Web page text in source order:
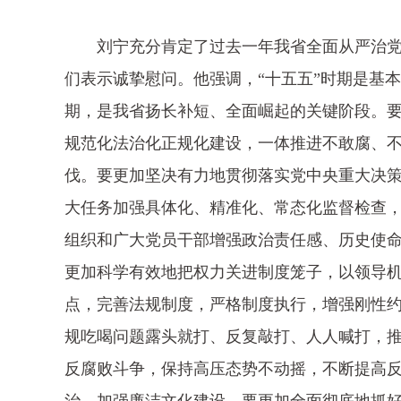
刘宁充分肯定了过去一年我省全面从严治党
们表示诚挚慰问。他强调，“十五五”时期是基
期，是我省扬长补短、全面崛起的关键阶段。
规范化法治化正规化建设，一体推进不敢腐、
伐。要更加坚决有力地贯彻落实党中央重大决
大任务加强具体化、精准化、常态化监督检查
组织和广大党员干部增强政治责任感、历史使
更加科学有效地把权力关进制度笼子，以领导
点，完善法规制度，严格制度执行，增强刚性
规吃喝问题露头就打、反复敲打、人人喊打，
反腐败斗争，保持高压态势不动摇，不断提高